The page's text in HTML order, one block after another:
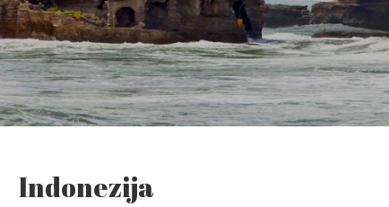
Indonezija